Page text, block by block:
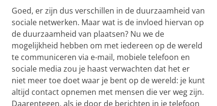
Goed, er zijn dus verschillen in de duurzaamheid van
sociale netwerken. Maar wat is de invloed hiervan op
de duurzaamheid van plaatsen? Nu we de
mogelijkheid hebben om met iedereen op de wereld
te communiceren via e-mail, mobiele telefoon en
sociale media zou je haast verwachten dat het er
niet meer toe doet waar je bent op de wereld: je kunt
altijd contact opnemen met mensen die ver weg zijn.
Daarentegen, als je door de berichten in je telefoon